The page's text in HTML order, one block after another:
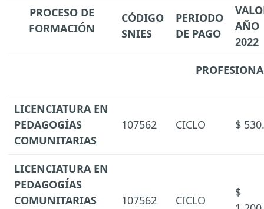
PROCESO DE
FORMACIÓN
CÓDIGO
SNIES
PERIODO
DE PAGO
AÑO
2022
LICENCIATURA EN
PEDAGOGÍAS
COMUNITARIAS
107562 CICLO $
LICENCIATURA EN
PEDAGOGÍAS
COMUNITARIAS
107562 CICLO
$